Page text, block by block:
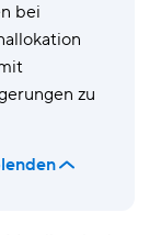
bei
zu